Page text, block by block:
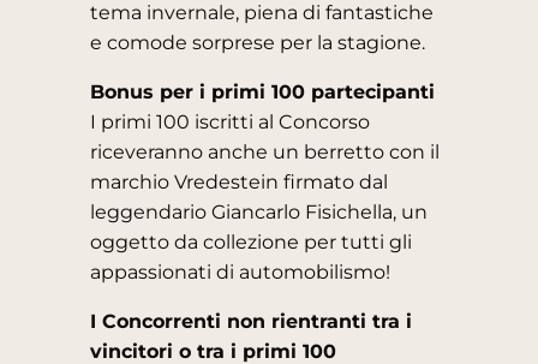
tema invernale, piena di fantastiche
e comode sorprese per la stagione.
Bonus per i primi 100 partecipanti
I primi 100 iscritti al Concorso
riceveranno anche un berretto con il
marchio Vredestein firmato dal
leggendario Giancarlo Fisichella, un
oggetto da collezione per tutti gli
appassionati di automobilismo!
I Concorrenti non rientranti tra i
vincitori o tra i primi 100